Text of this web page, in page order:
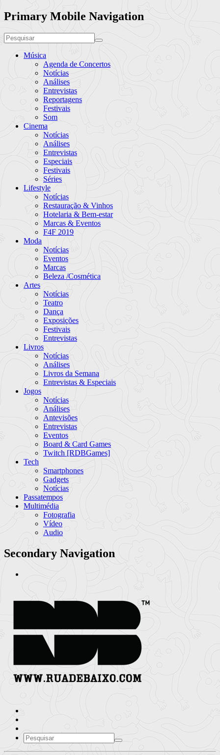
Primary Mobile Navigation
Música
Agenda de Concertos
Notícias
Análises
Entrevistas
Reportagens
Festivais
Som
Cinema
Notícias
Análises
Entrevistas
Especiais
Festivais
Séries
Lifestyle
Notícias
Restauração & Vinhos
Hotelaria & Bem-estar
Marcas & Eventos
F4F 2019
Moda
Notícias
Eventos
Marcas
Beleza /Cosmética
Artes
Notícias
Teatro
Dança
Exposições
Festivais
Entrevistas
Livros
Notícias
Análises
Livros da Semana
Entrevistas & Especiais
Jogos
Notícias
Análises
Antevisões
Entrevistas
Eventos
Board & Card Games
Twitch [RDBGames]
Tech
Smartphones
Gadgets
Notícias
Passatempos
Multimédia
Fotografia
Vídeo
Audio
Secondary Navigation